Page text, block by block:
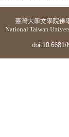
臺灣大學文學院佛
National Taiwan
doi:10.6681/